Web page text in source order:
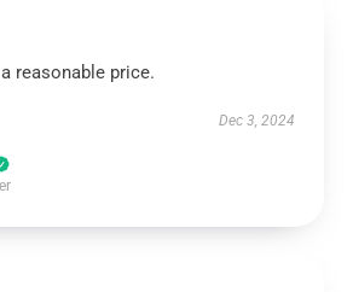
reasonable price.
Dec 3, 2024